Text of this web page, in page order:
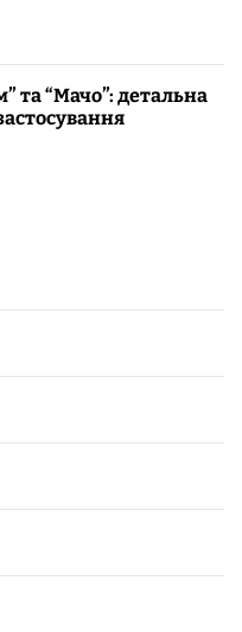
та “Мачо”: детальна